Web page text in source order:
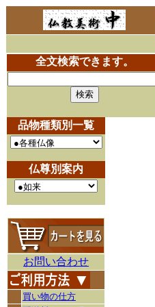
全文検索できます。
品物種類別一覧
仏尊別案内
お問い合わせ
買い物の仕方